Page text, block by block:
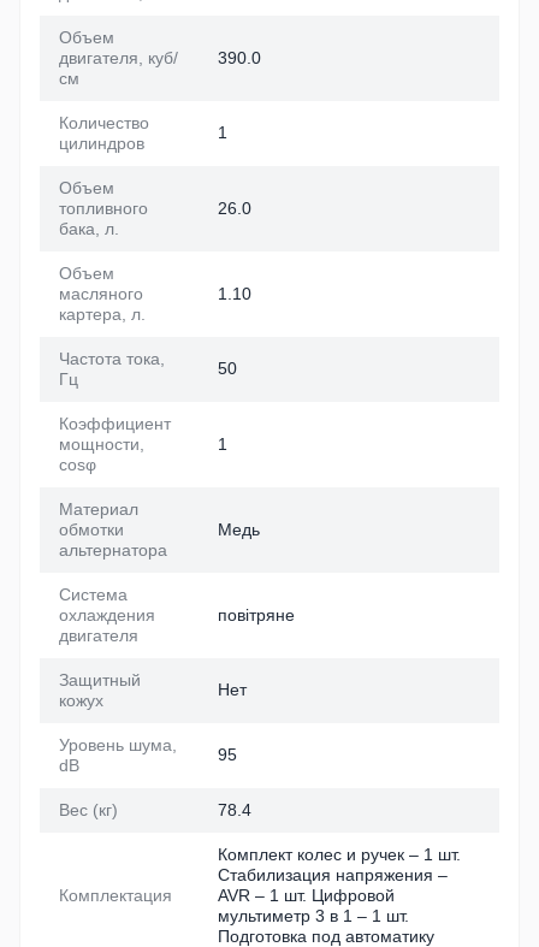
Объем
двигателя, куб/
см
390.0
Количество
цилиндров
1
Объем
топливного
бака, л.
26.0
Объем
масляного
картера, л.
1.10
Частота тока,
Гц
50
Коэффициент
мощности,
cosφ
1
Материал
обмотки
альтернатора
Медь
Система
охлаждения
двигателя
повітряне
Защитный
кожух
Нет
Уровень шума,
dB
95
Вес (кг) 78.4
Комплектация
Комплект колес и ручек – 1 шт.
Стабилизация напряжения –
AVR – 1 шт. Цифровой
мультиметр 3 в 1 – 1 шт.
Подготовка под автоматику